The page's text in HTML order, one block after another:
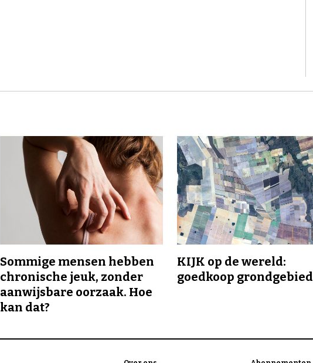
Sommige mensen hebben
chronische jeuk, zonder
aanwijsbare oorzaak. Hoe
kan dat?
KIJK op de wereld:
goedkoop grondgebied